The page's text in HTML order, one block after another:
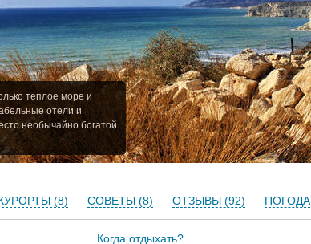
теплое море и
отели и
необычайно богатой
(8) СОВЕТЫ (8) ОТЗЫВЫ (92) ПОГОДА
Когда отдыхать?